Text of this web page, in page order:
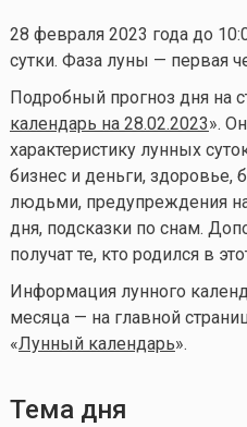
28 февраля 2023 года до
сутки. Фаза луны — первая
Подробный прогноз дня на
календарь на 28.02.2023».
характеристику лунных
бизнес и деньги, здоровье,
людьми, предупреждения
дня, подсказки по снам.
получат те, кто родился в
Информация лунного
месяца — на главной
«Лунный календарь».
Тема дня